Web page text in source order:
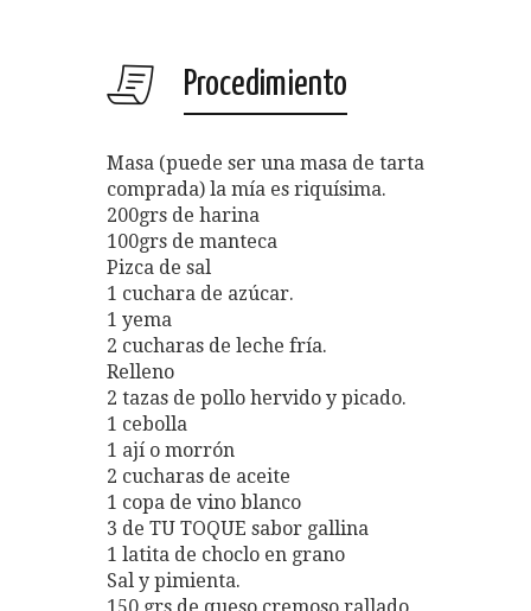
Procedimiento
Masa (puede ser una masa de tarta
comprada) la mía es riquísima.
200grs de harina
100grs de manteca
Pizca de sal
1 cuchara de azúcar.
1 yema
2 cucharas de leche fría.
Relleno
2 tazas de pollo hervido y picado.
1 cebolla
1 ají o morrón
2 cucharas de aceite
1 copa de vino blanco
3 de TU TOQUE sabor gallina
1 latita de choclo en grano
Sal y pimienta.